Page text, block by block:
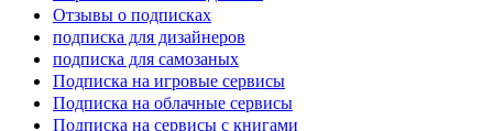
Отзывы о подписках
подписка для дизайнеров
подписка для самозаных
Подписка на игровые сервисы
Подписка на облачные сервисы
Подписка на сервисы с книгами